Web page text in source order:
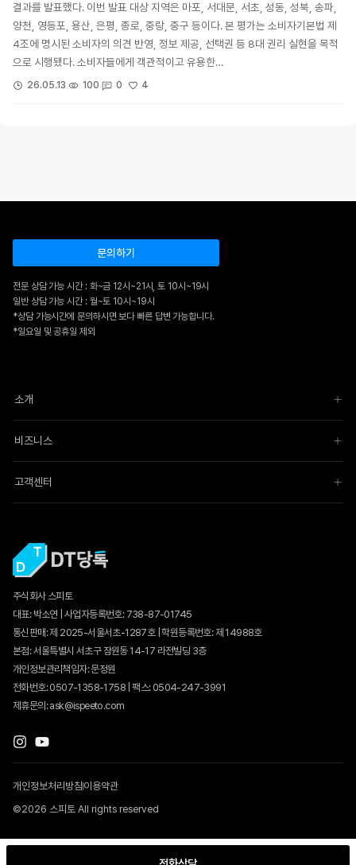
결과를 발표했다. 이번 발표 대상 지역은 마포, 서대문, 서초, 성동, 성북, 송파,
양천, 영등포, 용산, 은평, 종로, 중랑, 중구 등이다. 본 평가는 소비자기본법 제
4조에 명시된 소비자의 의견 반영, 정보 제공, 선택권 등 8대 권리 실현을 목적
으로 시행됐다. 소비자들에게 객관적이고 유용한…
26.05.13 100 0 4
문의하기
전문 상담 가능 시간 : 화~금 12시~21시, 토 10시~19시
일반 상담 가능 시간 : 월~토 10시~19시
*상담 가능시간에 문의하시면 보다 빠른 답변 가능합니다.
*일요일 및 공휴일 제외
소개
비즈니스
고객센터
주식회사 스피토
대표: 박소연 | 사업자등록번호: 738-87-01745
통신판매:제 2025-서울서초-1287호| 학원등록번호: 제 14988호
본점: 서울특별시 서초구 잠원동 14-17 라전빌딩 3층
개인정보관리책임자: 문정원
전화번호: 0507-1358-1758 | 팩스: 0504-247-3991
제휴문의: ask@ispeeto.com
©2026 스피토 All rights reserved
개인정보처리방침 이용약관